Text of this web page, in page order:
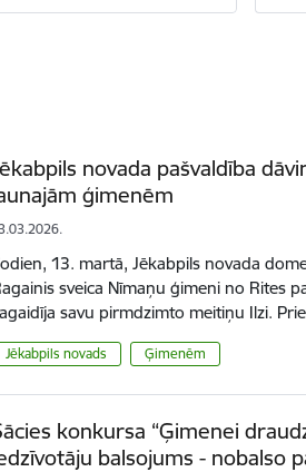
novada pašvaldība
ģimenēm
13. martā, Jēkabpils novada
sveica Nīmaņu ģimeni no Rites
savu pirmdzimto meitiņu Ilzi.
Jēkabpils novads Ģimenēm
konkursa “Ģimenei
balsojums - nobalso